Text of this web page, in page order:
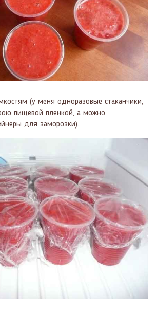
(у меня одноразовые стаканчики,
пищевой пленкой, а можно
для заморозки).